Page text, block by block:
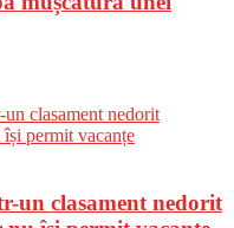
un clasament nedorit